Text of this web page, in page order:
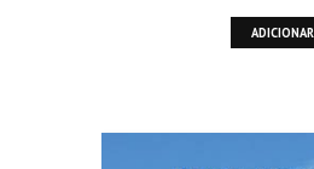
ADICIONAR